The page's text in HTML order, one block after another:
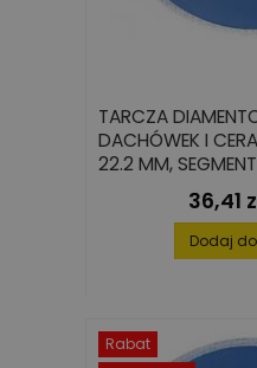
TARCZA
DACHÓWEK I
22.2 MM,
Cena
36,41
Dodaj
Rabat